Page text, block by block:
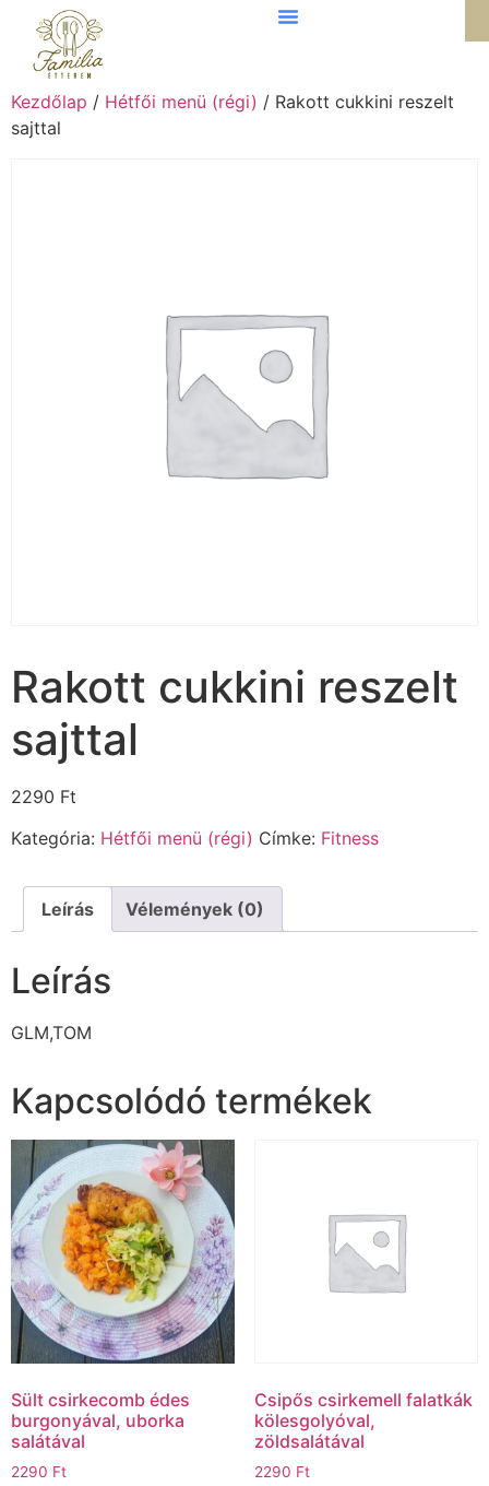
Kezdőlap / Hétfői menü (régi) / Rakott cukkini reszelt
sajttal
Rakott cukkini reszelt
sajttal
2290 Ft
Kategória: Hétfői menü (régi) Címke: Fitness
Leírás Vélemények (0)
Leírás
GLM,TOM
Kapcsolódó termékek
Sült csirkecomb édes
burgonyával, uborka
salátával
2290 Ft
Csipős csirkemell falatkák
kölesgolyóval,
zöldsalátával
2290 Ft